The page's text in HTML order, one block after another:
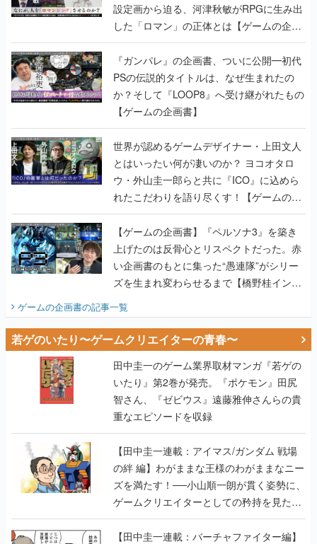
設定画から迫る、河津秋敏がRPGに生み出
した「ロマン」の正体とは【ゲームの企画
書】
『ガンパレ』の企画書、ついに公開━初代
PSの伝説的タイトルは、なぜ生まれたの
か？そして『LOOP8』へ受け継がれたもの
【ゲームの企画書】
世界が認めるゲームデザイナー・上田文人
とはいったい何が凄いのか？ ヨコオタロ
ウ・外山圭一郎らと共に『ICO』に込めら
れたこだわりを語り尽くす！【ゲームの企
画書】
【ゲームの企画書】『ペルソナ3』を築き
上げたのは反骨心とリスペクトだった。赤
い企画書のもとに集った“愚連隊”がシリー
ズを生まれ変わらせるまで【橋野桂インタ
ゲームの企画書の記事一覧
若ゲのいたり〜ゲームクリエイターの青春〜
田中圭一のゲーム業界取材マンガ『若ゲの
いたり』第2巻が発売。『ポケモン』田尻
智さん、『ゼビウス』遠藤雅伸さんらの貴
重なエピソードを収録
【田中圭一連載：アイマス/ガンダム 戦場
の絆 編】わがままな王様のわがままなニー
ズを満たす！──小山順一朗が貫く姿勢に、
ゲームクリエイターとしての矜持を見た
【若ゲのいたり最終回】
【田中圭一連載：バーチャファイター編】